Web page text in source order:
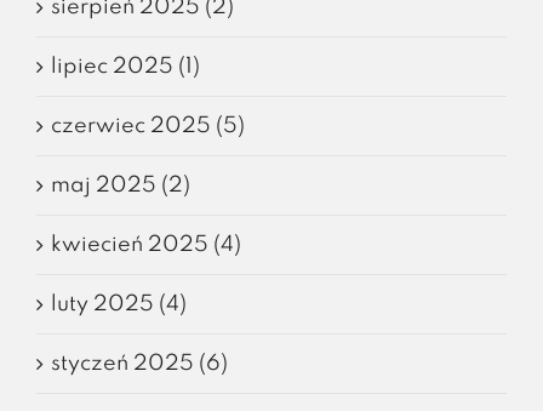
sierpień 2025 (2)
lipiec 2025 (1)
czerwiec 2025 (5)
maj 2025 (2)
kwiecień 2025 (4)
luty 2025 (4)
styczeń 2025 (6)